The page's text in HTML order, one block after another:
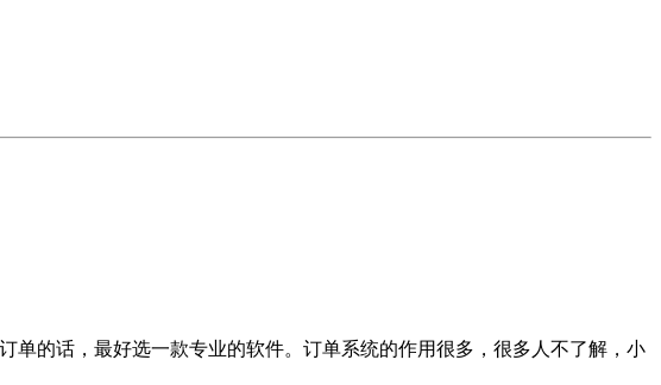
的话，最好选一款专业的软件。订单系统的作用很多，很多人不了解，小